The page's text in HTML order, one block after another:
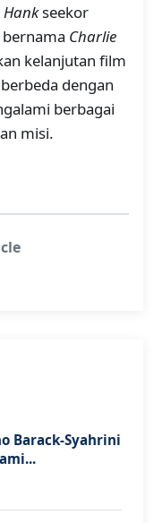
Hankseekor
Charlie
kelanjutan film
dengan
berbagai
misi.
Barack-Syahrini